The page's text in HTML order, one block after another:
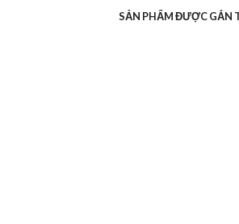
SẢN PHẨM ĐƯỢC GẮN